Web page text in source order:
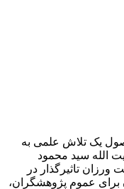
یک تلاش علمی به
الله سید محمود
تاثیرگذار در
برای عموم پژوهشگران،